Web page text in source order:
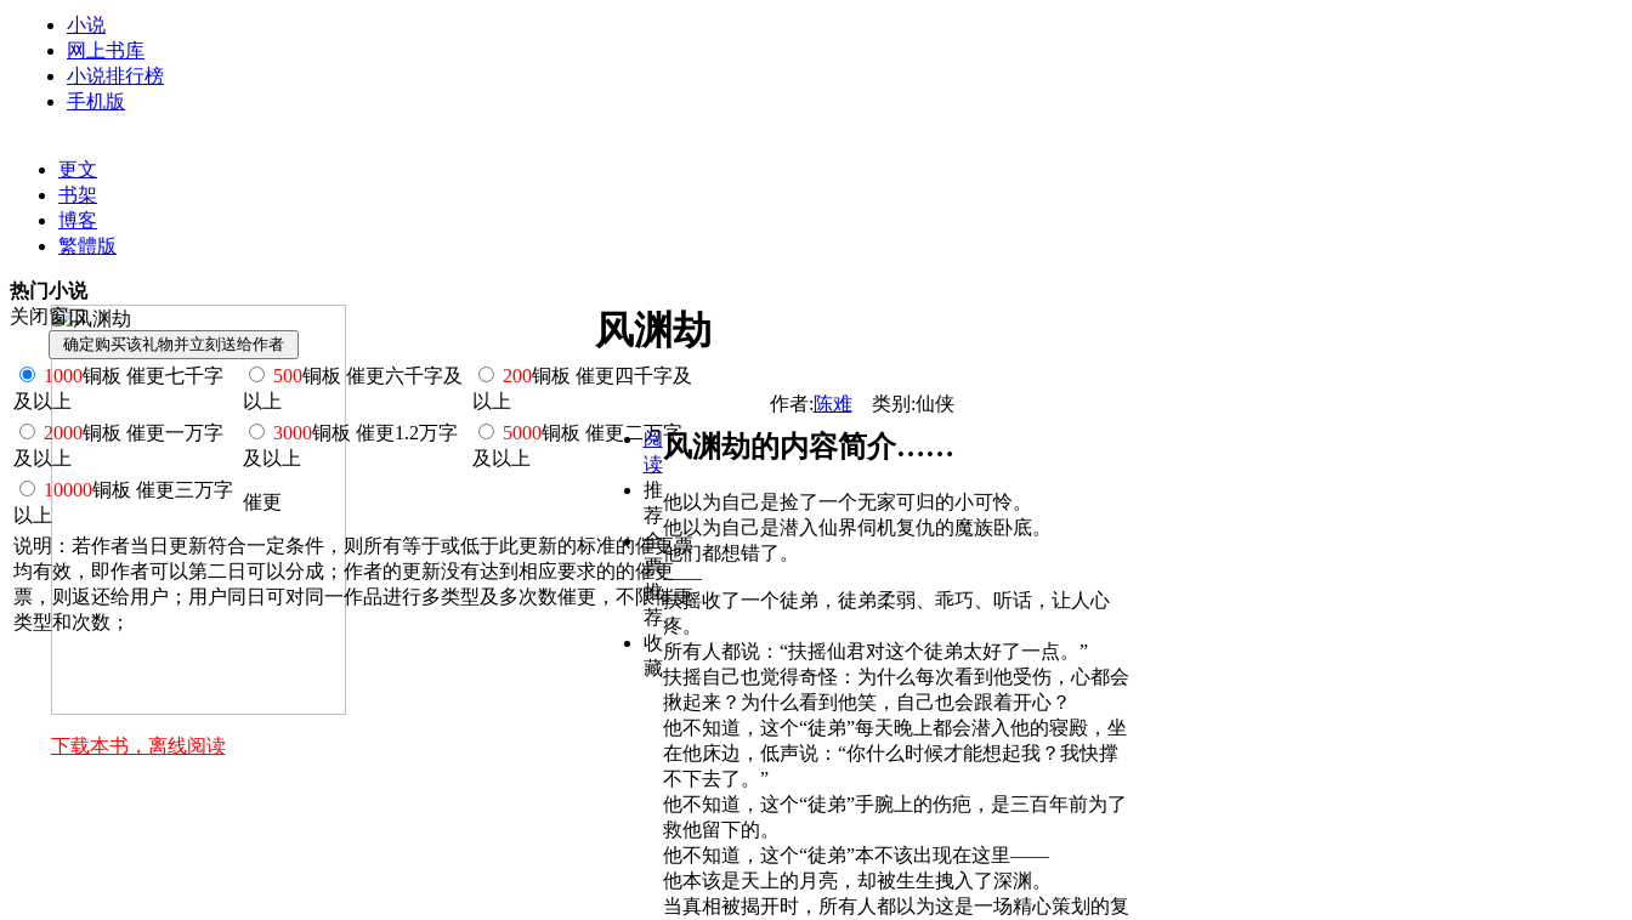
小说
网上书库
小说排行榜
手机版
更文
书架
博客
繁體版
热门小说
关闭窗口
1000铜板 催更七千字
及以上
500铜板 催更六千字及
以上
200铜板 催更四千字及
以上
2000铜板 催更一万字
及以上
3000铜板 催更1.2万字
及以上
5000铜板 催更二万字
及以上
10000铜板 催更三万字
以上
催更
说明：若作者当日更新符合一定条件，则所有等于或低于此更新的标准的催更票
均有效，即作者可以第二日可以分成；作者的更新没有达到相应要求的的催更
票，则返还给用户；用户同日可对同一作品进行多类型及多次数催更，不限催更
类型和次数；
下载本书，离线阅读
风渊劫
作者:陈难类别:仙侠
阅
读
推
荐
全
票
推
荐
收
藏
风渊劫的内容简介……
他以为自己是捡了一个无家可归的小可怜。
他以为自己是潜入仙界伺机复仇的魔族卧底。
他们都想错了。
——
扶摇收了一个徒弟，徒弟柔弱、乖巧、听话，让人心
疼。
所有人都说：“扶摇仙君对这个徒弟太好了一点。”
扶摇自己也觉得奇怪：为什么每次看到他受伤，心都会
揪起来？为什么看到他笑，自己也会跟着开心？
他不知道，这个“徒弟”每天晚上都会潜入他的寝殿，坐
在他床边，低声说：“你什么时候才能想起我？我快撑
不下去了。”
他不知道，这个“徒弟”手腕上的伤疤，是三百年前为了
救他留下的。
他不知道，这个“徒弟”本不该出现在这里——
他本该是天上的月亮，却被生生拽入了深渊。
当真相被揭开时，所有人都以为这是一场精心策划的复